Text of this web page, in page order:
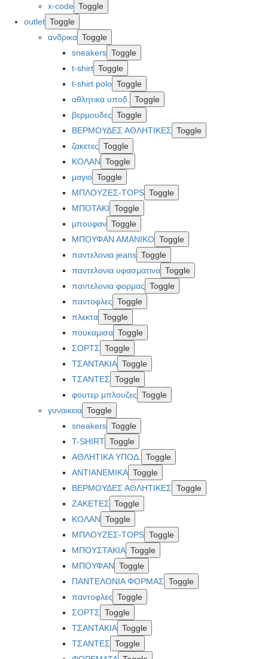
x-code Toggle
outlet Toggle
ανδρικα Toggle
sneakers Toggle
t-shirt Toggle
t-shirt polo Toggle
αθλητικα υποδ.
Toggle
βερμουδες Toggle
ΒΕΡΜΟΥΔΕΣ ΑΘΛΗΤΙΚΕΣ Toggle
ζακετες Toggle
ΚΟΛΑΝ Toggle
μαγιο Toggle
ΜΠΛΟΥΖΕΣ-TOPS Toggle
ΜΠΟΤΑΚΙ Toggle
μπουφαν Toggle
ΜΠΟΥΦΑΝ ΑΜΑΝΙΚΟ Toggle
παντελονια jeans Toggle
παντελονια υφασματινα Toggle
παντελονια φορμας Toggle
παντοφλες Toggle
πλεκτα Toggle
πουκαμισα Toggle
ΣΟΡΤΣ Toggle
ΤΣΑΝΤΑΚΙΑ Toggle
ΤΣΑΝΤΕΣ Toggle
φουτερ μπλουζες Toggle
γυναικεια Toggle
sneakers Toggle
T-SHIRT Toggle
ΑΘΛΗΤΙΚΑ ΥΠΟΔ.
Toggle
ΑΝΤΙΑΝΕΜΙΚΑ Toggle
ΒΕΡΜΟΥΔΕΣ ΑΘΛΗΤΙΚΕΣ Toggle
ΖΑΚΕΤΕΣ Toggle
ΚΟΛΑΝ Toggle
ΜΠΛΟΥΖΕΣ-TOPS Toggle
ΜΠΟΥΣΤΑΚΙΑ Toggle
ΜΠΟΥΦΑΝ Toggle
ΠΑΝΤΕΛΟΝΙΑ ΦΟΡΜΑΣ Toggle
παντοφλες Toggle
ΣΟΡΤΣ Toggle
ΤΣΑΝΤΑΚΙΑ Toggle
ΤΣΑΝΤΕΣ Toggle